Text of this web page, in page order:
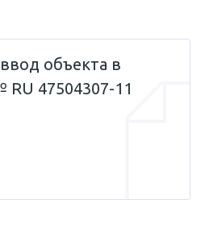
объекта в
47504307-11